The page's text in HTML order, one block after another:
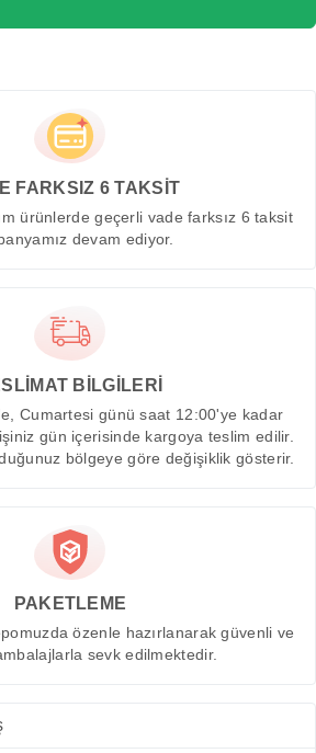
FARKSIZ 6 TAKSİT
ürünlerde geçerli vade farksız 6 taksit
devam ediyor.
BİLGİLERİ
Cumartesi günü saat 12:00'ye kadar
gün içerisinde kargoya teslim edilir.
bölgeye göre değişiklik gösterir.
PAKETLEME
özenle hazırlanarak güvenli ve
sevk edilmektedir.